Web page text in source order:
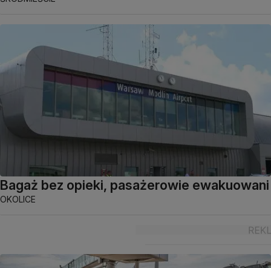
Bagaż bez opieki, pasażerowie ewakuowani
OKOLICE